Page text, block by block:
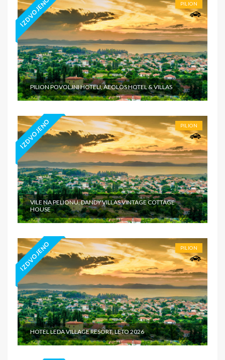
IZDVOJENO PILION
PILION POVOLJNI HOTELI, AEOLOS HOTEL & VILLAS
IZDVOJENO PILION
VILE NA PELIONU, DANDY VILLAS VINTAGE COTTAGE
HOUSE
IZDVOJENO PILION
HOTEL LEDA VILLAGE RESORT, LETO 2026